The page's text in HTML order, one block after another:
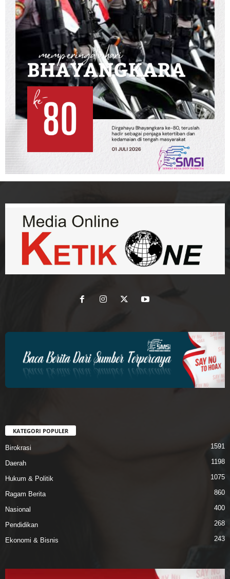
KATEGORI POPULER
Birokrasi 1591
Daerah 1198
Hukum & Politik 1075
Ragam Berita 860
Nasional 400
Pendidikan 268
Ekonomi & Bisnis 243